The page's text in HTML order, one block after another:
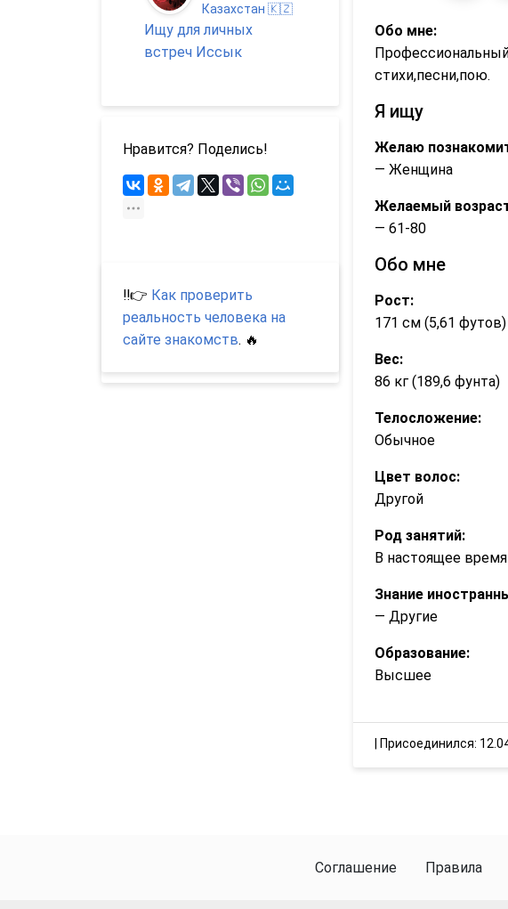
Обо мне:
стихи,песни,пою.
Я ищу
Желаю
— Женщина
Желаемый
— 61-80
Обо мне
Рост:
171 см (5,61 футов)
Вес:
86 кг (189,6 фунта)
Телосложение:
Обычное
Цвет волос:
Другой
Род занятий:
В настоящее
Знание
— Другие
Образование:
Высшее
Присоединился:
Казахстан 🇰🇿
Ищу для личных
встреч Иссык
Нравится? Поделись!
‼️👉 Как проверить
реальность человека на
сайте знакомств. 🔥
Соглашение Правила